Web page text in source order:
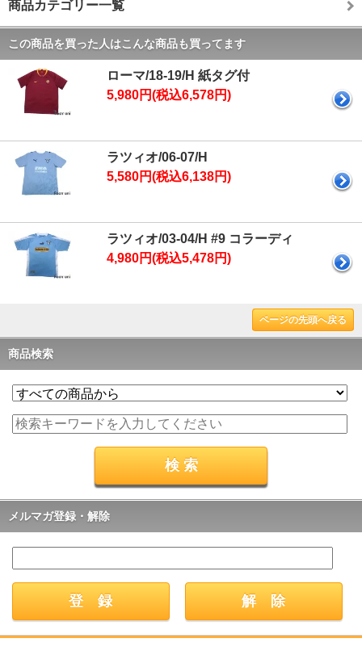
商品カテゴリー一覧
この商品を買った人はこんな商品も買ってます
ローマ/18-19/H 紙タグ付
5,980円(税込6,578円)
ラツィオ/06-07/H
5,580円(税込6,138円)
ラツィオ/03-04/H #9 コラーディ
4,980円(税込5,478円)
ページの先頭へ戻る
商品検索
メルマガ登録・解除